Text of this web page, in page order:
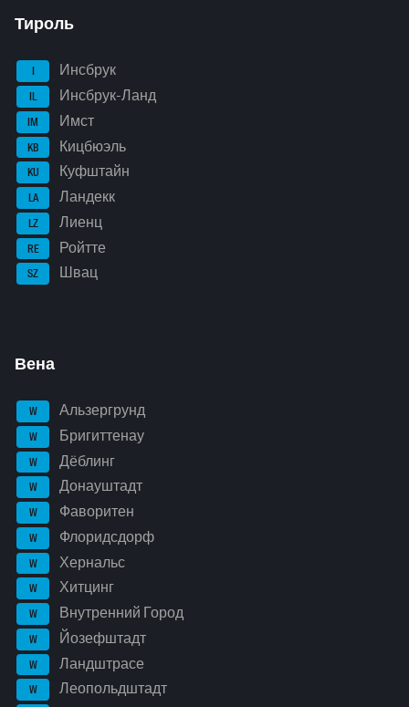
Тироль
I Инсбрук
IL Инсбрук-Ланд
IM Имст
KB Кицбюэль
KU Куфштайн
LA Ландекк
LZ Лиенц
RE Ройтте
SZ Швац
Вена
W Альзергрунд
W Бригиттенау
W Дёблинг
W Донауштадт
W Фаворитен
W Флоридсдорф
W Хернальс
W Хитцинг
W Внутренний Город
W Йозефштадт
W Ландштрасе
W Леопольдштадт